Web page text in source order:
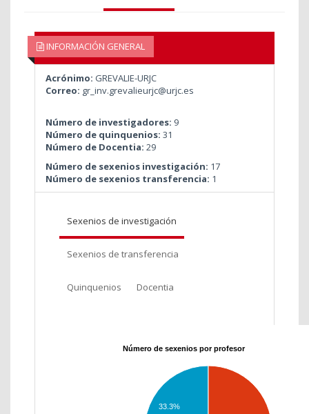
INFORMACIÓN GENERAL
Acrónimo: GREVALIE-URJC
Correo: gr_inv.grevalieurjc@urjc.es
Número de investigadores: 9
Número de quinquenios: 31
Número de Docentia: 29
Número de sexenios investigación: 17
Número de sexenios transferencia: 1
Sexenios de investigación
Sexenios de transferencia
Quinquenios Docentia
Número de sexenios por profesor
33.3%